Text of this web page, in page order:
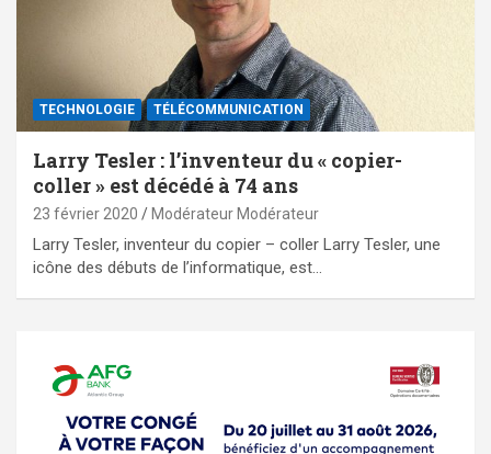
TECHNOLOGIE TÉLÉCOMMUNICATION
Larry Tesler : l’inventeur du « copier-
coller » est décédé à 74 ans
23 février 2020 Modérateur Modérateur
Larry Tesler, inventeur du copier – coller Larry Tesler, une
icône des débuts de l’informatique, est…